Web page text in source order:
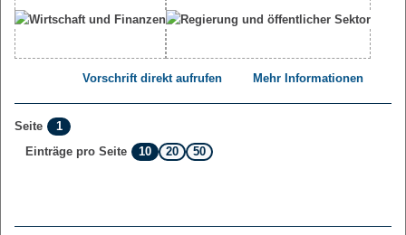
Vorschrift direkt aufrufen Mehr Informationen
Seite
1
Einträge pro Seite
10 20 50